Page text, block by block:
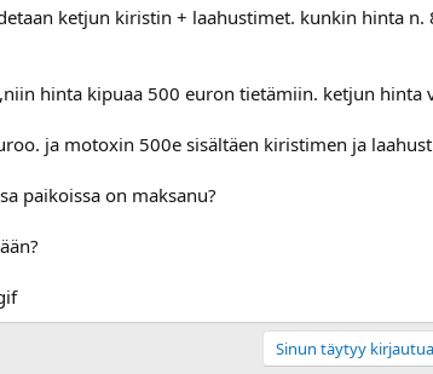
ketjun kiristin + laahustimet. kunkin hinta
hinta kipuaa 500 euron tietämiin. ketjun
ja motoxin 500e sisältäen kiristimen ja
paikoissa on maksanu?
Sinun täytyy